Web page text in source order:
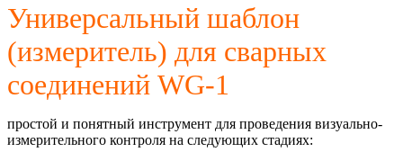
Универсальный шаблон
(измеритель) для сварных
соединений WG-1
простой и понятный инструмент для проведения визуально-
измерительного контроля на следующих стадиях: